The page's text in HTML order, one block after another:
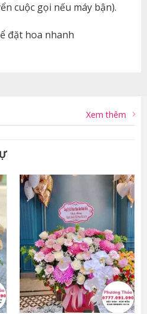
cuộc gọi nếu máy bận).
đặt hoa nhanh
Xem thêm